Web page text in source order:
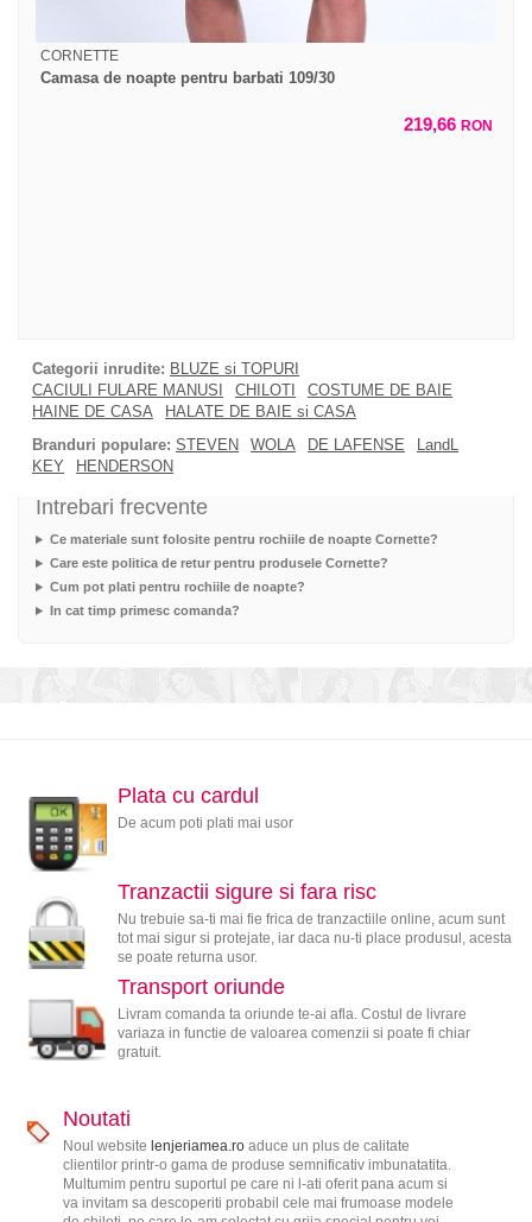
CORNETTE
Camasa de noapte pentru barbati 109/30
219,66 RON
Categorii inrudite: BLUZE si TOPURI
CACIULI FULARE MANUSI
CHILOTI
COSTUME DE BAIE
HAINE DE CASA
HALATE DE BAIE si CASA
Branduri populare: STEVEN WOLA DE LAFENSE
LandL
KEY
HENDERSON
Intrebari frecvente
Ce materiale sunt folosite pentru rochiile de noapte Cornette?
Care este politica de retur pentru produsele Cornette?
Cum pot plati pentru rochiile de noapte?
In cat timp primesc comanda?
Plata cu cardul
De acum poti plati mai usor
Tranzactii sigure si fara risc
Nu trebuie sa-ti mai fie frica de tranzactiile online, acum sunt
tot mai sigur si protejate, iar daca nu-ti place produsul, acesta
se poate returna usor.
Transport oriunde
Livram comanda ta oriunde te-ai afla. Costul de livrare
variaza in functie de valoarea comenzii si poate fi chiar
gratuit.
Noutati
Noul website lenjeriamea.roaduce un plus de calitate
clientilor printr-o gama de produse semnificativ imbunatatita.
Multumim pentru suportul pe care ni l-ati oferit pana acum si
va invitam sa descoperiti probabil cele mai frumoase modele